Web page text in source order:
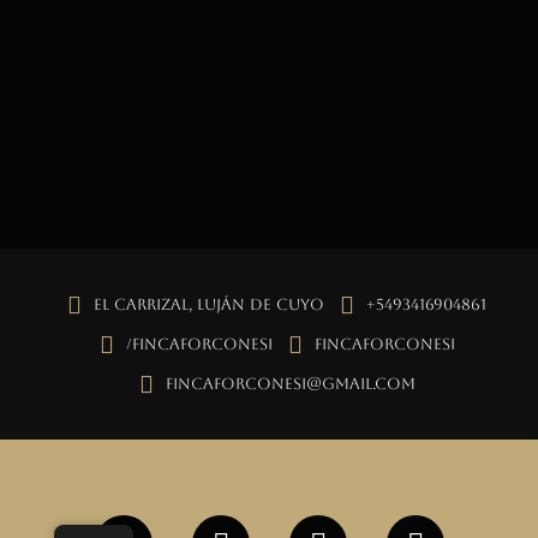
El Carrizal, Luján de Cuyo +5493416904861
/fincaforconesi fincaforconesi
fincaforconesi@gmail.com